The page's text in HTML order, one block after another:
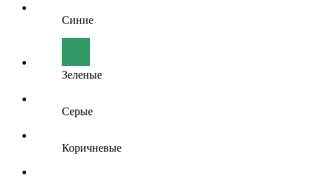
Синие
Зеленые
Серые
Коричневые